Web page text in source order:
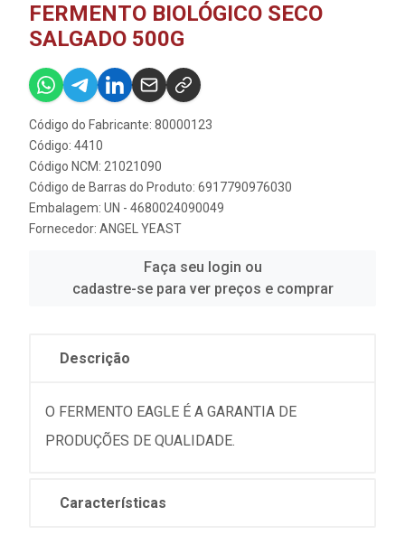
FERMENTO BIOLÓGICO SECO
SALGADO 500G
Código do Fabricante: 80000123
Código: 4410
Código NCM: 21021090
Código de Barras do Produto: 6917790976030
Embalagem: UN - 4680024090049
Fornecedor: ANGEL YEAST
Faça seu login ou
cadastre-se para ver preços e comprar
Descrição
O FERMENTO EAGLE É A GARANTIA DE
PRODUÇÕES DE QUALIDADE.
Características